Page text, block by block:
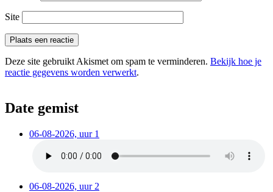
Site
Deze site gebruikt Akismet om spam te verminderen. Bekijk hoe je
reactie gegevens worden verwerkt.
Date gemist
06-08-2026, uur 1
06-08-2026, uur 2